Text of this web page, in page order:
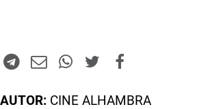
AUTOR: CINE ALHAMBRA